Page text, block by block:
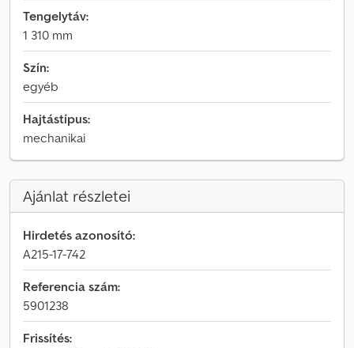
Tengelytáv:
1 310 mm
Szín:
egyéb
Hajtástípus:
mechanikai
Ajánlat részletei
Hirdetés azonosító:
A215-17-742
Referencia szám:
5901238
Frissítés: